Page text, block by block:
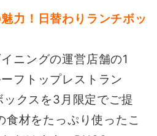
力！日替わりランチボッ
ニングの運営店舗の1
フトップレストラン
ックスを3月限定でご提
材をたっぷり使ったこ